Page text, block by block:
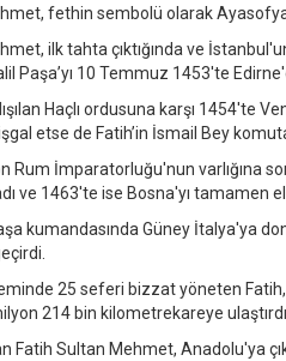
fethin sembolü olarak
ilk tahta çıktığında ve
Paşa’yı 10 Temmuz 1453'te
Haçlı ordusuna karşı 1454'te
etse de Fatih’in İsmail Bey
Rum İmparatorluğu'nun varlığına
ve 1463'te ise Bosna'yı tamamen
kumandasında Güney İtalya'ya
25 seferi bizzat yöneten
214 bin kilometrekareye ulaştırdı.
Fatih Sultan Mehmet, Anadolu'ya